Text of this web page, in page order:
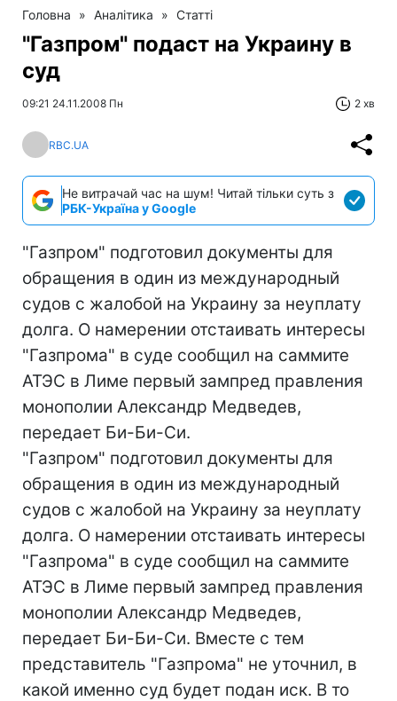
Головна » Аналітика » Статті
"Газпром" подаст на Украину в
суд
09:21 24.11.2008 Пн 2 хв
RBC.UA
Не витрачай час на шум! Читай тільки суть з
РБК-Україна у Google
"Газпром" подготовил документы для
обращения в один из международный
судов с жалобой на Украину за неуплату
долга. О намерении отстаивать интересы
"Газпрома" в суде сообщил на саммите
АТЭС в Лиме первый зампред правления
монополии Александр Медведев,
передает Би-Би-Си.
"Газпром" подготовил документы для
обращения в один из международный
судов с жалобой на Украину за неуплату
долга. О намерении отстаивать интересы
"Газпрома" в суде сообщил на саммите
АТЭС в Лиме первый зампред правления
монополии Александр Медведев,
передает Би-Би-Си. Вместе с тем
представитель "Газпрома" не уточнил, в
какой именно суд будет подан иск. В то